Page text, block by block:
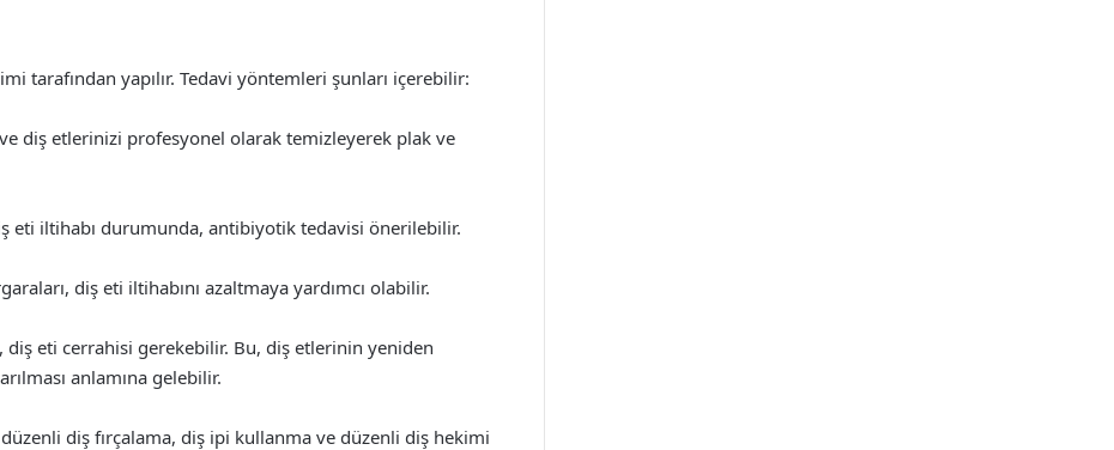
tarafından yapılır. Tedavi yöntemleri şunları içerebilir:
diş etlerinizi profesyonel olarak temizleyerek plak ve
iltihabı durumunda, antibiyotik tedavisi önerilebilir.
diş eti iltihabını azaltmaya yardımcı olabilir.
eti cerrahisi gerekebilir. Bu, diş etlerinin yeniden
anlamına gelebilir.
diş fırçalama, diş ipi kullanma ve düzenli diş hekimi